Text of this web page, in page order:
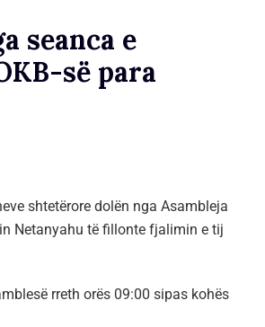
seanca e
së para
shtetërore dolën nga Asambleja
Netanyahu të fillonte fjalimin e tij
rreth orës 09:00 sipas kohës